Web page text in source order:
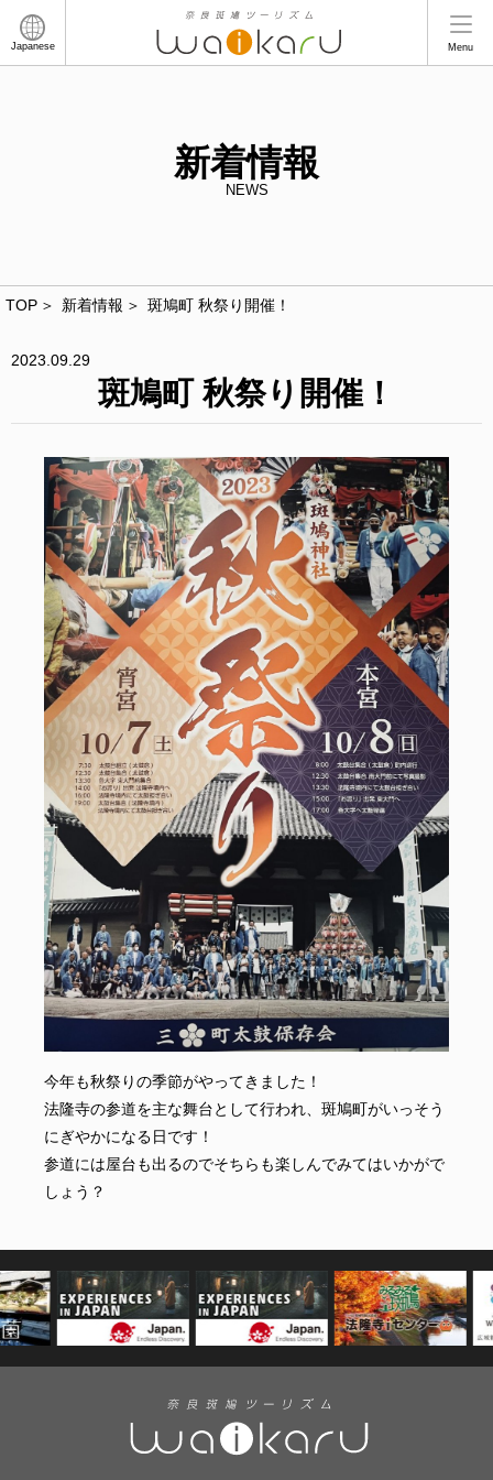
Japanese Menu
新着情報
NEWS
TOP 新着情報 斑鳩町 秋祭り開催！
2023.09.29
斑鳩町 秋祭り開催！
今年も秋祭りの季節がやってきました！
法隆寺の参道を主な舞台として行われ、斑鳩町がいっそう
にぎやかになる日です！
参道には屋台も出るのでそちらも楽しんでみてはいかがで
しょう？